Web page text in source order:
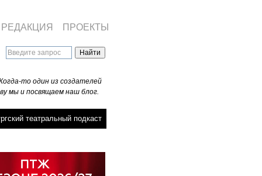
то один из создателей
мы и посвящаем наш блог.
театральный подкаст
РЕДАКЦИЯ ПРОЕКТЫ